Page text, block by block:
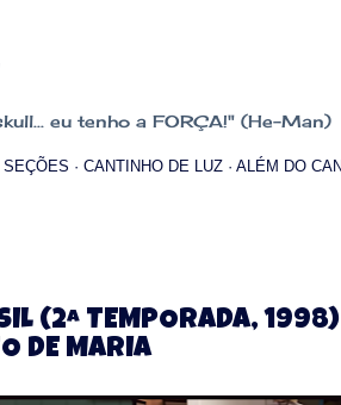
eu tenho a FORÇA!" (He-Man)
SEÇÕES CANTINHO DE LUZ ALÉM DO
(2ª TEMPORADA,
DE MARIA